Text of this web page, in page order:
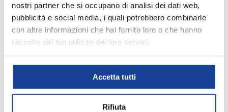
nostri partner che si occupano di analisi dei dati web,
pubblicità e social media, i quali potrebbero combinarle
con altre informazioni che hai fornito loro o che hanno
raccolto dal tuo utilizzo dei loro servizi.
Accetta tutti
Rifiuta
FacebookYouTubeInstagramTikTok LinkedIn
Storia Intersport IIC